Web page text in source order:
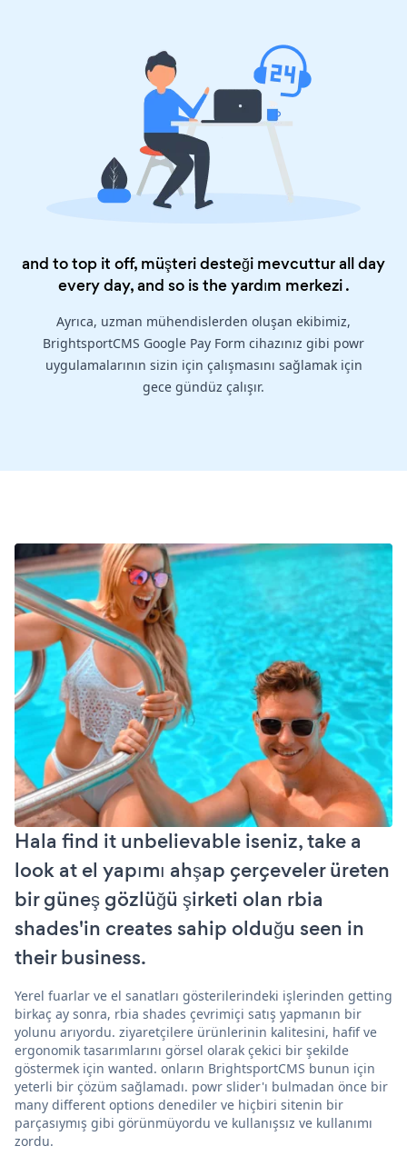
and to top it off, müşteri desteği mevcuttur all day
every day, and so is theyardım merkezi.
Ayrıca, uzman mühendislerden oluşan ekibimiz,
BrightsportCMS Google Pay Form cihazınız gibi powr
uygulamalarının sizin için çalışmasını sağlamak için
gece gündüz çalışır.
Hala find it unbelievable iseniz, take a
look at el yapımı ahşap çerçeveler üreten
bir güneş gözlüğü şirketi olan rbia
shades'in creates sahip olduğu seen in
their business.
Yerel fuarlar ve el sanatları gösterilerindeki işlerinden getting
birkaç ay sonra, rbia shades çevrimiçi satış yapmanın bir
yolunu arıyordu. ziyaretçilere ürünlerinin kalitesini, hafif ve
ergonomik tasarımlarını görsel olarak çekici bir şekilde
göstermek için wanted. onların BrightsportCMS bunun için
yeterli bir çözüm sağlamadı. powr slider'ı bulmadan önce bir
many different options denediler ve hiçbiri sitenin bir
parçasıymış gibi görünmüyordu ve kullanışsız ve kullanımı
zordu.